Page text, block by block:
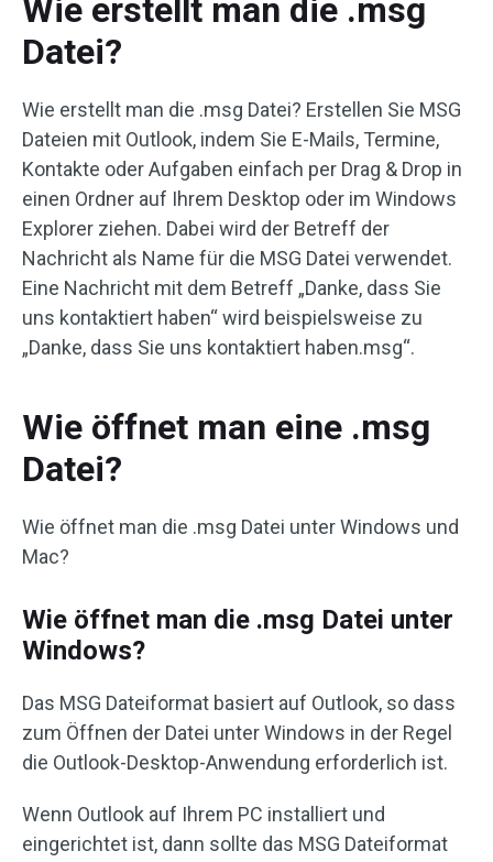
Wie erstellt man die .msg
Datei?
Wie erstellt man die .msg Datei? Erstellen Sie MSG
Dateien mit Outlook, indem Sie E-Mails, Termine,
Kontakte oder Aufgaben einfach per Drag & Drop in
einen Ordner auf Ihrem Desktop oder im Windows
Explorer ziehen. Dabei wird der Betreff der
Nachricht als Name für die MSG Datei verwendet.
Eine Nachricht mit dem Betreff „Danke, dass Sie
uns kontaktiert haben“ wird beispielsweise zu
„Danke, dass Sie uns kontaktiert haben.msg“.
Wie öffnet man eine .msg
Datei?
Wie öffnet man die .msg Datei unter Windows und
Mac?
Wie öffnet man die .msg Datei unter
Windows?
Das MSG Dateiformat basiert auf Outlook, so dass
zum Öffnen der Datei unter Windows in der Regel
die Outlook-Desktop-Anwendung erforderlich ist.
Wenn Outlook auf Ihrem PC installiert und
eingerichtet ist, dann sollte das MSG Dateiformat